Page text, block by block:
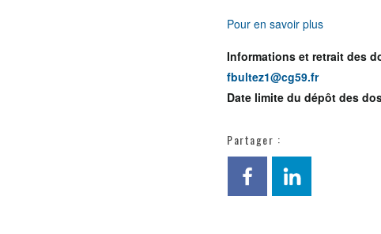
Pour en savoir plus
Informations et retrait des
fbultez1@cg59.fr
Date limite du dépôt des
Partager :